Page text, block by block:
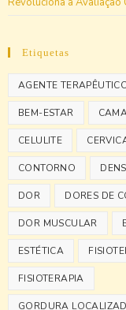
Etiquetas
AGENTE
BEM-ESTAR
CELULITE
CONTORNO
DOR DORES DE
DOR MUSCULAR
ESTÉTICA
FISIOTERAPIA
GORDURA